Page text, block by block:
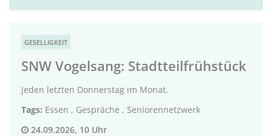
GESELLIGKEIT
SNW Vogelsang: Stadtteilfrühstück
Jeden letzten Donnerstag im Monat.
Tags: Essen , Gespräche , Seniorennetzwerk
24.09.2026, 10 Uhr